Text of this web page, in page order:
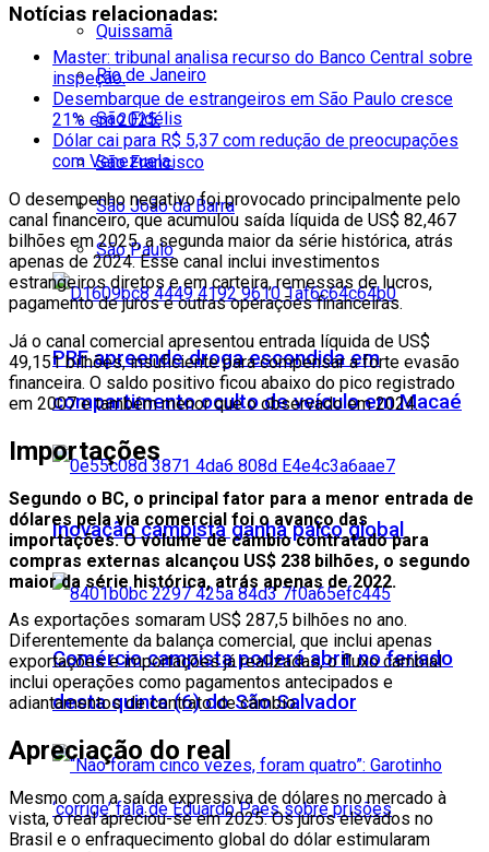
Quissamã
Rio de Janeiro
São Fidélis
São Francisco
São João da Barra
São Paulo
PRF apreende droga escondida em
compartimento oculto de veículo em Macaé
Inovação campista ganha palco global
Comércio campista poderá abrir no feriado
desta quinta (6) do São Salvador
Notícias relacionadas:
Master: tribunal analisa recurso do Banco Central sobre
inspeção.
Desembarque de estrangeiros em São Paulo cresce
21% em 2025.
Dólar cai para R$ 5,37 com redução de preocupações
com Venezuela.
O desempenho negativo foi provocado principalmente pelo
canal financeiro, que acumulou saída líquida de US$ 82,467
bilhões em 2025, a segunda maior da série histórica, atrás
apenas de 2024. Esse canal inclui investimentos
estrangeiros diretos e em carteira, remessas de lucros,
pagamento de juros e outras operações financeiras.
Já o canal comercial apresentou entrada líquida de US$
49,151 bilhões, insuficiente para compensar a forte evasão
financeira. O saldo positivo ficou abaixo do pico registrado
em 2007 e também menor que o observado em 2024.
Importações
Segundo o BC, o principal fator para a menor entrada de
dólares pela via comercial foi o avanço das
importações. O volume de câmbio contratado para
compras externas alcançou US$ 238 bilhões, o segundo
maior da série histórica, atrás apenas de 2022.
As exportações somaram US$ 287,5 bilhões no ano.
Diferentemente da balança comercial, que inclui apenas
exportações e importações já realizadas, o fluxo cambial
inclui operações como pagamentos antecipados e
adiantamentos de contrato de câmbio.
Apreciação do real
Mesmo com a saída expressiva de dólares no mercado à
vista, o real apreciou-se em 2025. Os juros elevados no
Brasil e o enfraquecimento global do dólar estimularam